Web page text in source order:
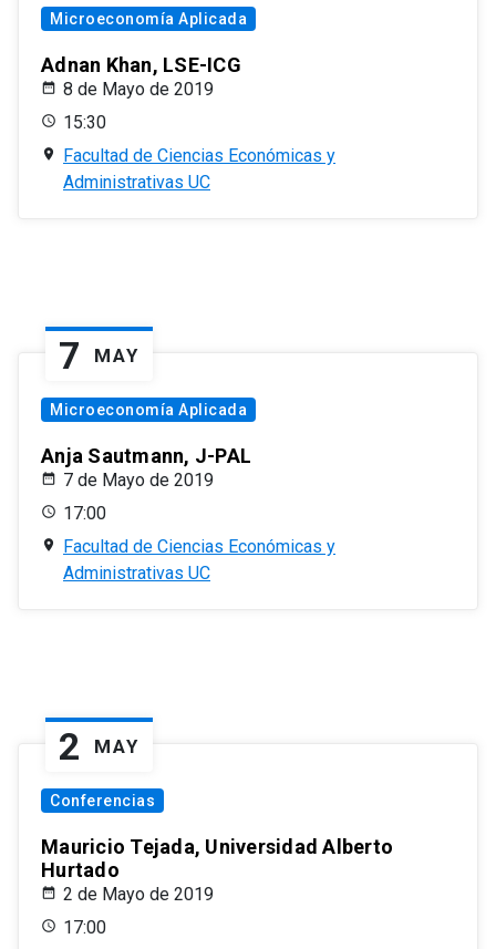
Microeconomía Aplicada
Adnan Khan, LSE-ICG
8 de Mayo de 2019
15:30
Facultad de Ciencias Económicas y
Administrativas UC
7 MAY
Microeconomía Aplicada
Anja Sautmann, J-PAL
7 de Mayo de 2019
17:00
Facultad de Ciencias Económicas y
Administrativas UC
2 MAY
Conferencias
Mauricio Tejada, Universidad Alberto
Hurtado
2 de Mayo de 2019
17:00